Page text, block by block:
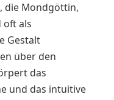
die Mondgöttin,
oft als
Gestalt
über den
das
und das intuitive